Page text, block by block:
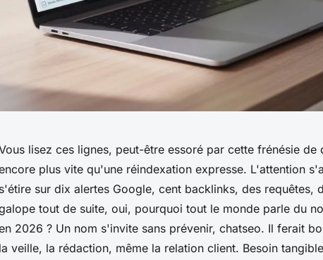
lisez ces lignes, peut-être essoré par cette frénésie
plus vite qu'une réindexation expresse. L'attention
s'étire sur dix alertes Google, cent backlinks, des requêtes,
tout de suite, oui, pourquoi tout le monde parle du
2026 ? Un nom s'invite sans prévenir, chatseo. Il ferait
la veille, la rédaction, même la relation client. Besoin